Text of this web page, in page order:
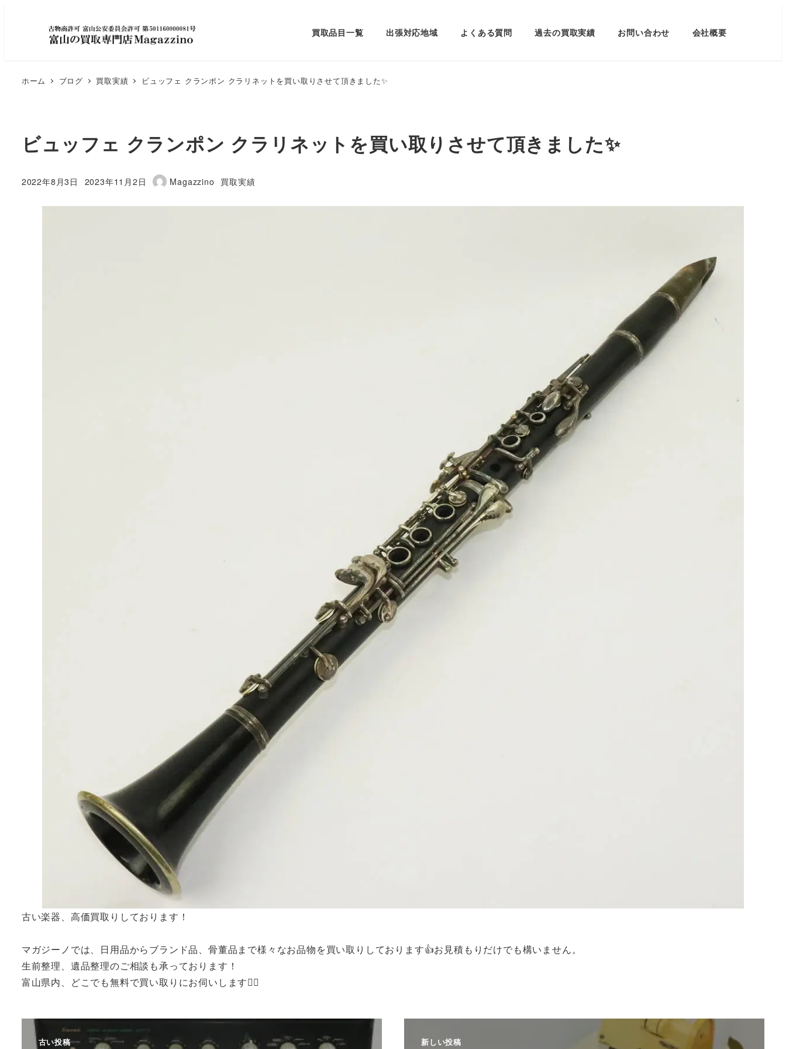
買取品目一覧 出張対応地域 よくある質問 過去の買取実績 お問い合わせ 会社概要
ホーム ブログ 買取実績 ビュッフェ クランポン クラリネットを買い取りさせて頂きました✨
ビュッフェ クランポン クラリネットを買い取りさせて頂きました✨
投稿日
2022年8月3日
更新日
2023年11月2日
著
Magazzino カテゴリー
買取実績
古い楽器、高価買取りしております！
マガジーノでは、日用品からブランド品、骨董品まで様々なお品物を買い取りしております👍お見積もりだけでも構いません。
生前整理、遺品整理のご相談も承っております！
富山県内、どこでも無料で買い取りにお伺いします🙆‍♂️
古い投稿 新しい投稿